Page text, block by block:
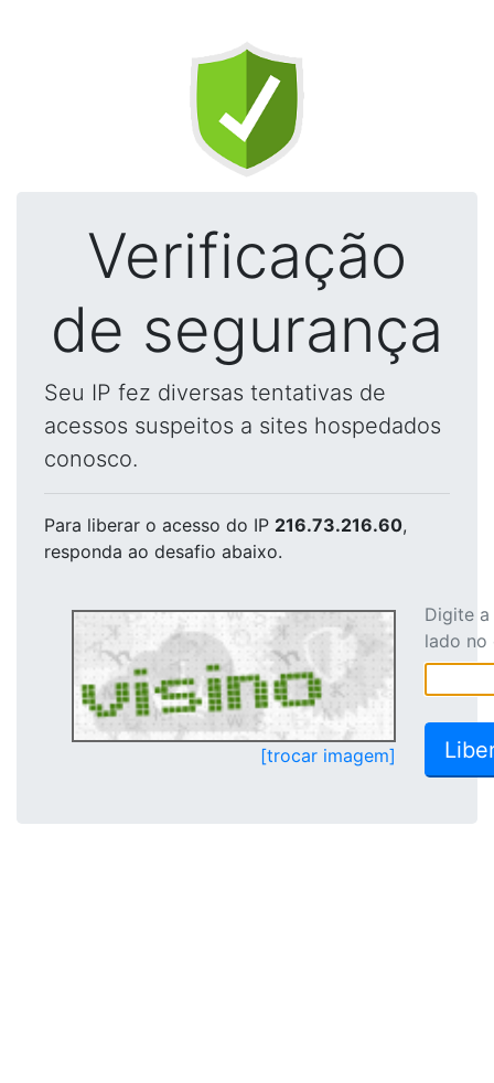
Verificação
de segurança
Seu IP fez diversas tentativas de
acessos suspeitos a sites hospedados
conosco.
Para liberar o acesso do IP 216.73.216.60,
responda ao desafio abaixo.
[trocar imagem]
Digite
lado no